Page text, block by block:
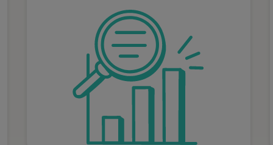
Blick, triff datenbasierte
Entscheidungen und
optimiere die tägliche
Arbeit mühelos.